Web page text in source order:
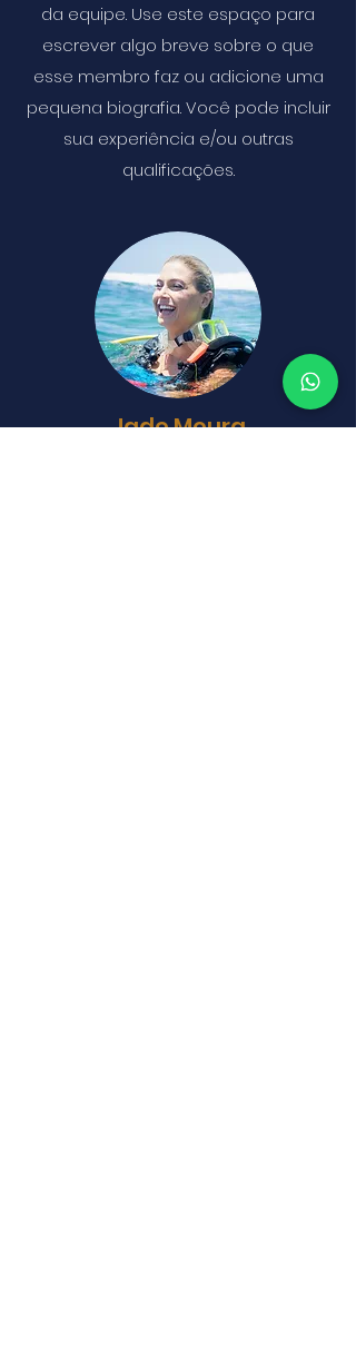
da equipe. Use este espaço para
escrever algo breve sobre o que
esse membro faz ou adicione uma
pequena biografia. Você pode incluir
sua experiência e/ou outras
qualificações.
Jade Moura